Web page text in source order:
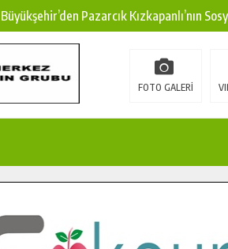
Büyükşehir’den Pazarcık Kızkapanlı’nın
Büyükşehir’den Pazarcık Kırsalına Modern
Çin’den KSÜ’ye Uluslararası Başarı:
İlçe Jandarma Komutanı Karakaya’dan
FOTO GALERİ